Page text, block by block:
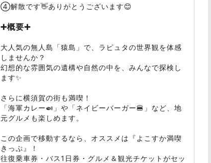
④解散です👋ありがとうございます😊
➕概要➕
大人気の無人島「猿島」で、ラピュタの世界観を体感
しませんか？
幻想的な雰囲気の遺構や自然の中を、みんなで探検し
ます✨
さらに横須賀の街も満喫！
「海軍カレー🍛」や「ネイビーバーガー🍔」など、地
元グルメも楽しめます。
この企画で移動するなら、オススメは『よこすか満喫
きっぷ』！
往復乗車券・バス1日券・グルメ＆観光チケットがセッ